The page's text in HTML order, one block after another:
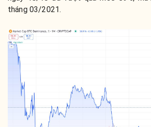
tháng 03/2021.